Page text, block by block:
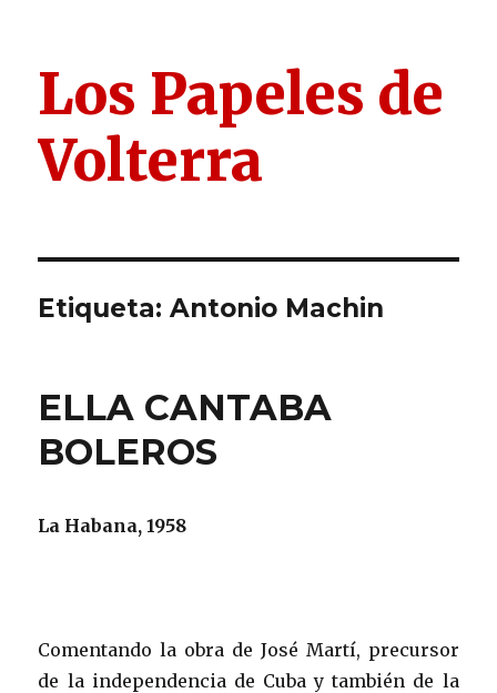
Los Papeles de
Volterra
Etiqueta:Antonio Machin
ELLA CANTABA
BOLEROS
La Habana, 1958
Comentando la obra de José Martí, precursor
de la independencia de Cuba y también de la